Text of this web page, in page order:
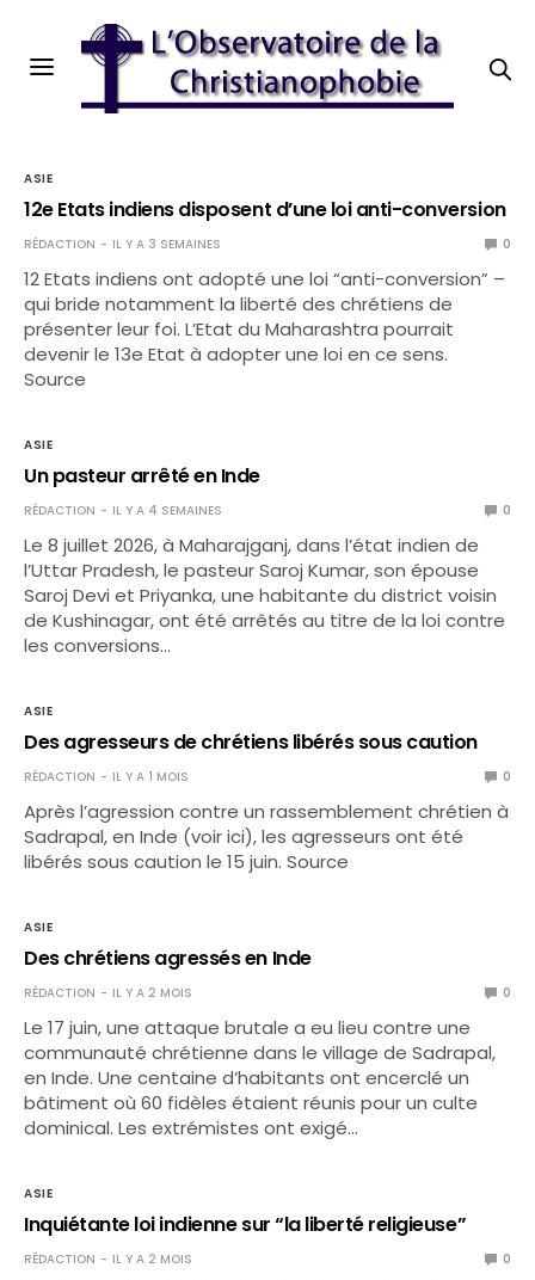
ASIE
12e Etats indiens disposent d’une loi anti-conversion
RÉDACTION IL Y A 3 SEMAINES 0
12 Etats indiens ont adopté une loi “anti-conversion” –
qui bride notamment la liberté des chrétiens de
présenter leur foi. L’Etat du Maharashtra pourrait
devenir le 13e Etat à adopter une loi en ce sens.
Source
ASIE
Un pasteur arrêté en Inde
RÉDACTION IL Y A 4 SEMAINES 0
Le 8 juillet 2026, à Maharajganj, dans l’état indien de
l’Uttar Pradesh, le pasteur Saroj Kumar, son épouse
Saroj Devi et Priyanka, une habitante du district voisin
de Kushinagar, ont été arrêtés au titre de la loi contre
les conversions…
ASIE
Des agresseurs de chrétiens libérés sous caution
RÉDACTION IL Y A 1 MOIS 0
Après l’agression contre un rassemblement chrétien à
Sadrapal, en Inde (voir ici), les agresseurs ont été
libérés sous caution le 15 juin. Source
ASIE
Des chrétiens agressés en Inde
RÉDACTION IL Y A 2 MOIS 0
Le 17 juin, une attaque brutale a eu lieu contre une
communauté chrétienne dans le village de Sadrapal,
en Inde. Une centaine d’habitants ont encerclé un
bâtiment où 60 fidèles étaient réunis pour un culte
dominical. Les extrémistes ont exigé…
ASIE
Inquiétante loi indienne sur “la liberté religieuse”
RÉDACTION IL Y A 2 MOIS 0